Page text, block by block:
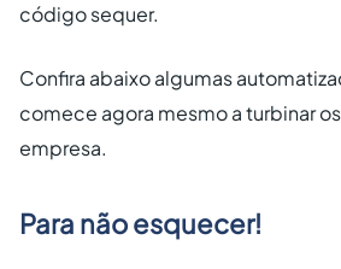
código sequer.
Confira abaixo algumas
comece agora mesmo a turbinar
empresa.
Para não esquecer!